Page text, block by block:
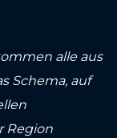
alle aus
Schema, auf
Region